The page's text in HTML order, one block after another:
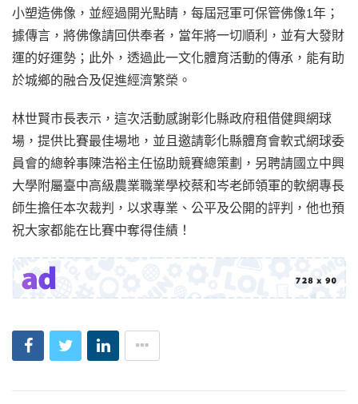
小塑造佛像，並經過開光點睛，每屆冠軍可保管佛像1年；
據傳言，將佛像請回供奉者，當年將一切順利，並有大發財
運的好運勢；此外，透過此一文化體育活動的傳承，能有助
於城鄉的融合及促進經濟繁榮。
林世賢市長表示，這次活動感謝彰化縣政府租借健興網球
場，提供比賽最佳場地，並且邀請彰化縣體育會軟式網球委
員會的總幹事陳浩裕主任協助競賽總策劃，另聘請國立中興
大學附屬臺中高級農業職業學校蔡和岑老師領軍的軟網專長
師生擔任本次裁判，以求專業、公平及公開的評判，他也預
祝大家都能在比賽中奪得佳績！